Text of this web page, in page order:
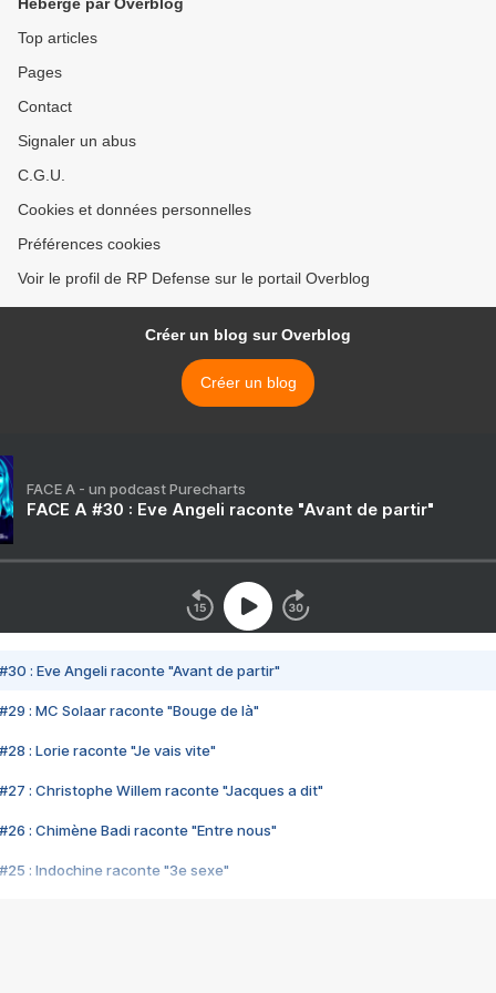
Top articles
Pages
Contact
Signaler un abus
C.G.U.
Cookies et données personnelles
Préférences cookies
Voir le profil de RP Defense sur le portail Overblog
Créer un blog sur Overblog
Créer un blog
FACE A - un podcast Purecharts
FACE A #30 : Eve Angeli raconte "Avant de partir"
#30 : Eve Angeli raconte "Avant de partir"
#29 : MC Solaar raconte "Bouge de là"
#28 : Lorie raconte "Je vais vite"
#27 : Christophe Willem raconte "Jacques a dit"
#26 : Chimène Badi raconte "Entre nous"
#25 : Indochine raconte "3e sexe"